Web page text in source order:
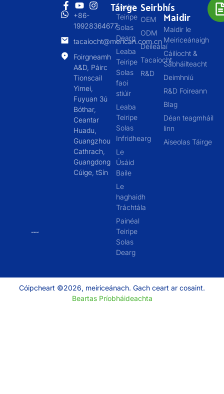
+86-
19928364677
tacaíocht@merican.com.cn
Foirgneamh
A&D, Páirc
Tionscail
Yimei,
Fuyuan 3ú
Bóthar,
Ceantar
Huadu,
Guangzhou
Cathrach,
Guangdong
Cúige, tSín
Táirge
Leaba
Teiripe
Solas
Dearg
Leaba
Teiripe
Solas
faoi
stiúir
Leaba
Teiripe
Solas
Infridhearg
Le
Úsáid
Baile
Le
haghaidh
Tráchtála
Painéal
Teiripe
Solas
Dearg
Seirbhís
OEM
ODM
Déileálaí
Tacaíocht
R&D
Maidir
Maidir le
Meiriceánaigh
Cáilíocht &
Sábháilteacht
Deimhniú
R&D Foireann
Blag
Déan teagmháil
linn
Aiseolas Táirge
Cóipcheart ©2026, meiriceánach. Gach ceart ar cosaint.
Beartas Príobháideachta